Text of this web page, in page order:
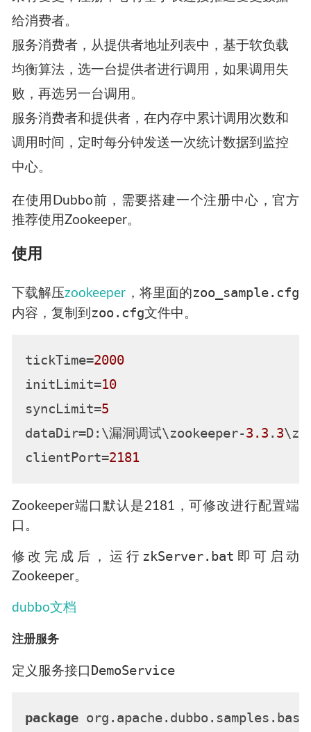
给消费者。
服务消费者，从提供者地址列表中，基于软负载
均衡算法，选一台提供者进行调用，如果调用失
败，再选另一台调用。
服务消费者和提供者，在内存中累计调用次数和
调用时间，定时每分钟发送一次统计数据到监控
中心。
在使用Dubbo前，需要搭建一个注册中心，官方
推荐使用Zookeeper。
使用
下载解压zookeeper ，将里面的zoo_sample.cfg
内容，复制到 zoo.cfg文件中。
tickTime=2000
initLimit=10
syncLimit=5
dataDir=D:\漏洞调试\zookeeper-3.3 . 3
clientPort=2181
Zookeeper端口默认是2181，可修改进行配置端
口。
修改完成后，运行 zkServer.bat 即可启动
Zookeeper。
dubbo文档
注册服务
定义服务接口 DemoService
package